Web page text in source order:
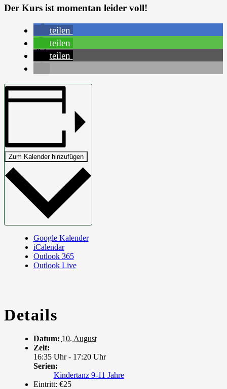
Der Kurs ist momentan leider voll!
teilen
teilen
teilen
Zum Kalender hinzufügen
Google Kalender
iCalendar
Outlook 365
Outlook Live
Details
Datum: 10. August
Zeit:
16:35 Uhr - 17:20 Uhr
Serien:
Kindertanz 9-11 Jahre
Eintritt: €25